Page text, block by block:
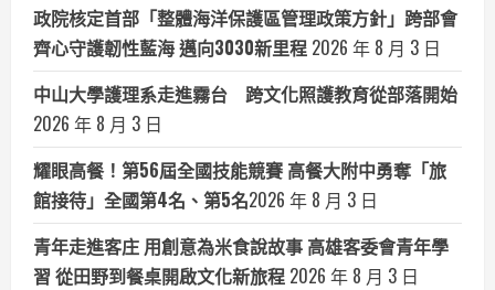
政院核定首部「整體海洋保護區管理政策方針」跨部會
齊心守護韌性藍海 邁向3030新里程 2026 年 8 月 3 日
中山大學護理系走進霧台 跨文化照護教育從部落開始
2026 年 8 月 3 日
耀眼高餐！第56屆全國技能競賽 高餐大附中勇奪「旅
館接待」全國第4名、第5名​2026 年 8 月 3 日
青年走進客庄 用創意為米食說故事 高雄客委會青年學
習 從田野到餐桌開啟文化新旅程 2026 年 8 月 3 日